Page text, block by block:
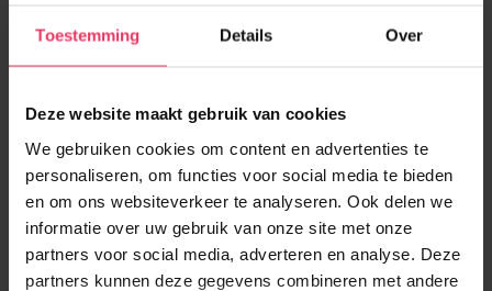
Toestemming Details Over
Deze website maakt gebruik van cookies
We gebruiken cookies om content en advertenties te
personaliseren, om functies voor social media te bieden
en om ons websiteverkeer te analyseren. Ook delen we
informatie over uw gebruik van onze site met onze
partners voor social media, adverteren en analyse. Deze
partners kunnen deze gegevens combineren met andere
Werving & Selectie
Servicemonteur Installatietechniek
32 – 40 uur 3300 – 4200
Uitzenden met kans op vast